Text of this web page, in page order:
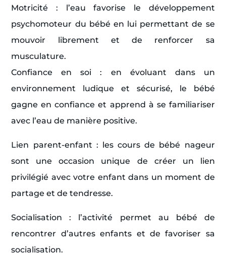
Motricité : l’eau favorise le développement
psychomoteur du bébé en lui permettant de se
mouvoir librement et de renforcer sa
musculature.
Confiance en soi : en évoluant dans un
environnement ludique et sécurisé, le bébé
gagne en confiance et apprend à se familiariser
avec l’eau de manière positive.
Lien parent-enfant : les cours de bébé nageur
sont une occasion unique de créer un lien
privilégié avec votre enfant dans un moment de
partage et de tendresse.
Socialisation : l’activité permet au bébé de
rencontrer d’autres enfants et de favoriser sa
socialisation.